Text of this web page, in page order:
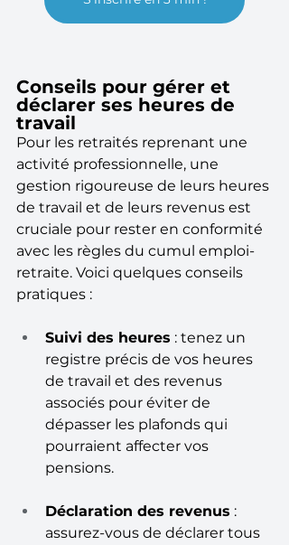
Conseils pour gérer et
déclarer ses heures de
travail
Pour les retraités reprenant une
activité professionnelle, une
gestion rigoureuse de leurs heures
de travail et de leurs revenus est
cruciale pour rester en conformité
avec les règles du cumul emploi-
retraite. Voici quelques conseils
pratiques :
Suivi des heures : tenez un
registre précis de vos heures
de travail et des revenus
associés pour éviter de
dépasser les plafonds qui
pourraient affecter vos
pensions.
Déclaration des revenus :
assurez-vous de déclarer tous